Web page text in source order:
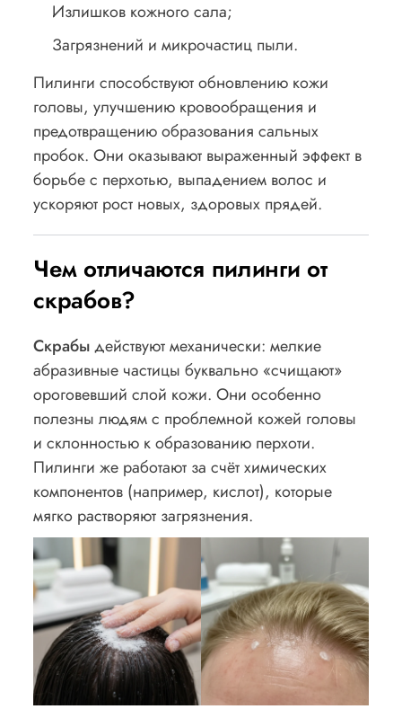
Излишков кожного сала;
Загрязнений и микрочастиц пыли.
Пилинги способствуют обновлению кожи
головы, улучшению кровообращения и
предотвращению образования сальных
пробок. Они оказывают выраженный эффект в
борьбе с перхотью, выпадением волос и
ускоряют рост новых, здоровых прядей.
Чем отличаются пилинги от
скрабов?
Скрабыдействуют механически: мелкие
абразивные частицы буквально «счищают»
ороговевший слой кожи. Они особенно
полезны людям с проблемной кожей головы
и склонностью к образованию перхоти.
Пилинги же работают за счёт химических
компонентов (например, кислот), которые
мягко растворяют загрязнения.